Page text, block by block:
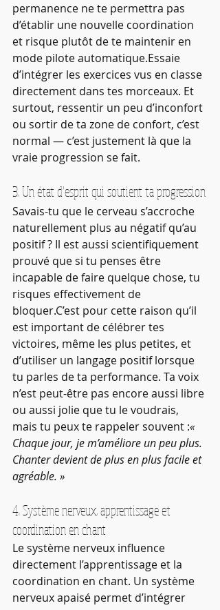
permanence ne te permettra pas
d’établir une nouvelle coordination
et risque plutôt de te maintenir en
mode pilote automatique.Essaie
d’intégrer les exercices vus en classe
directement dans tes morceaux. Et
surtout, ressentir un peu d’inconfort
ou sortir de ta zone de confort, c’est
normal — c’est justement là que la
vraie progression se fait.
3. Un état d’esprit qui soutient ta progression
Savais-tu que le cerveau s’accroche
naturellement plus au négatif qu’au
positif ? Il est aussi scientifiquement
prouvé que si tu penses être
incapable de faire quelque chose, tu
risques effectivement de
bloquer.C’est pour cette raison qu’il
est important de célébrer tes
victoires, même les plus petites, et
d’utiliser un langage positif lorsque
tu parles de ta performance. Ta voix
n’est peut-être pas encore aussi libre
ou aussi jolie que tu le voudrais,
mais tu peux te rappeler souvent :«
Chaque jour, je m’améliore un peu plus.
Chanter devient de plus en plus facile et
agréable. »
4. Système nerveux, apprentissage et
coordination en chant
Le système nerveux influence
directement l’apprentissage et la
coordination en chant. Un système
nerveux apaisé permet d’intégrer